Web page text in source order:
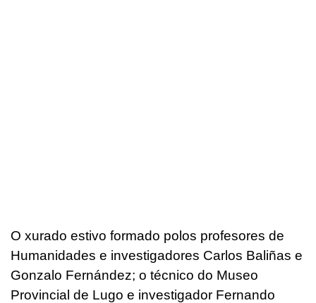
O xurado estivo formado polos profesores de
Humanidades e investigadores Carlos Baliñas e
Gonzalo Fernández; o técnico do Museo
Provincial de Lugo e investigador Fernando